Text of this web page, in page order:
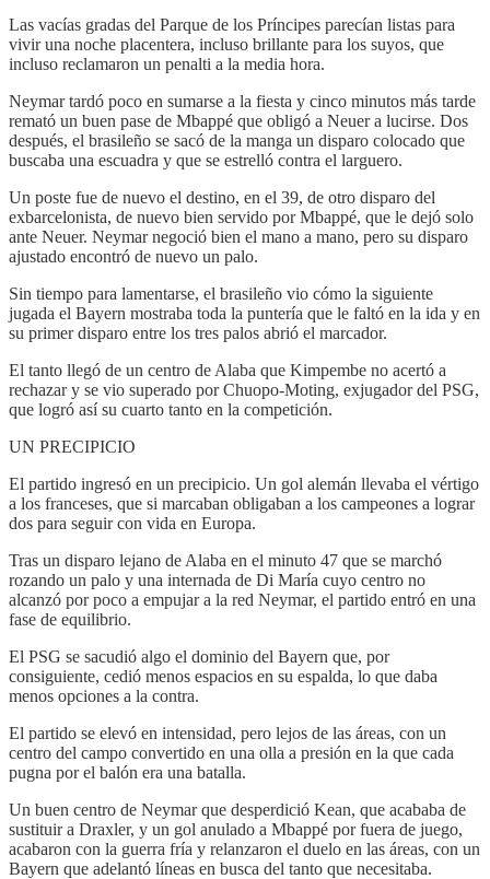
Las vacías gradas del Parque de los Príncipes parecían listas para
vivir una noche placentera, incluso brillante para los suyos, que
incluso reclamaron un penalti a la media hora.
Neymar tardó poco en sumarse a la fiesta y cinco minutos más tarde
remató un buen pase de Mbappé que obligó a Neuer a lucirse. Dos
después, el brasileño se sacó de la manga un disparo colocado que
buscaba una escuadra y que se estrelló contra el larguero.
Un poste fue de nuevo el destino, en el 39, de otro disparo del
exbarcelonista, de nuevo bien servido por Mbappé, que le dejó solo
ante Neuer. Neymar negoció bien el mano a mano, pero su disparo
ajustado encontró de nuevo un palo.
Sin tiempo para lamentarse, el brasileño vio cómo la siguiente
jugada el Bayern mostraba toda la puntería que le faltó en la ida y en
su primer disparo entre los tres palos abrió el marcador.
El tanto llegó de un centro de Alaba que Kimpembe no acertó a
rechazar y se vio superado por Chuopo-Moting, exjugador del PSG,
que logró así su cuarto tanto en la competición.
UN PRECIPICIO
El partido ingresó en un precipicio. Un gol alemán llevaba el vértigo
a los franceses, que si marcaban obligaban a los campeones a lograr
dos para seguir con vida en Europa.
Tras un disparo lejano de Alaba en el minuto 47 que se marchó
rozando un palo y una internada de Di María cuyo centro no
alcanzó por poco a empujar a la red Neymar, el partido entró en una
fase de equilibrio.
El PSG se sacudió algo el dominio del Bayern que, por
consiguiente, cedió menos espacios en su espalda, lo que daba
menos opciones a la contra.
El partido se elevó en intensidad, pero lejos de las áreas, con un
centro del campo convertido en una olla a presión en la que cada
pugna por el balón era una batalla.
Un buen centro de Neymar que desperdició Kean, que acababa de
sustituir a Draxler, y un gol anulado a Mbappé por fuera de juego,
acabaron con la guerra fría y relanzaron el duelo en las áreas, con un
Bayern que adelantó líneas en busca del tanto que necesitaba.